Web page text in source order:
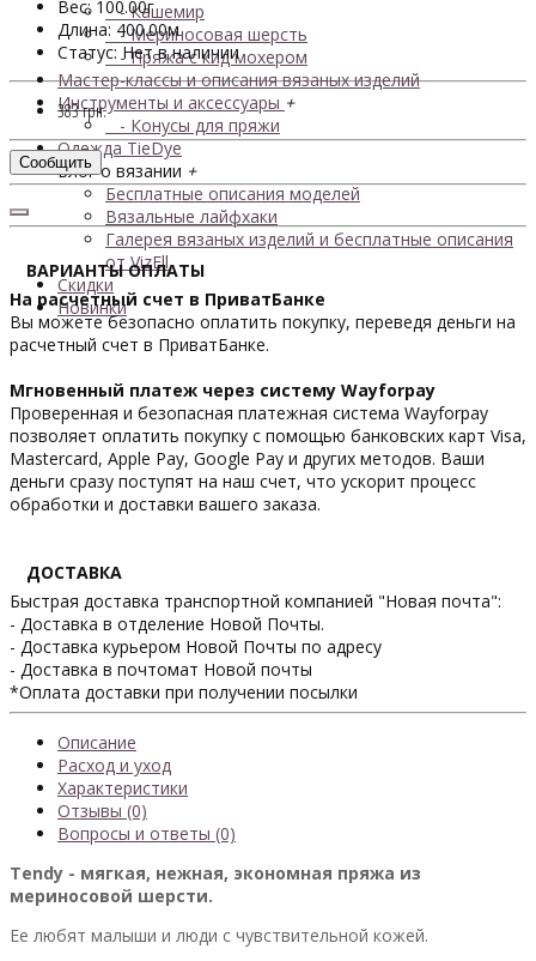
- Кашемир
- Мериносовая шерсть
- Пряжа с кид мохером
Мастер-классы и описания вязаных изделий
Инструменты и аксессуары +
- Конусы для пряжи
Одежда TieDye
Блог о вязании +
Бесплатные описания моделей
Вязальные лайфхаки
Галерея вязаных изделий и бесплатные описания
от VizEll
Скидки
Новинки
Вес: 100.00г
Длина: 400.00м
Статус: Нет в наличии
383 грн.
Сообщить
ВАРИАНТЫ ОПЛАТЫ
На расчетный счет в ПриватБанке
Вы можете безопасно оплатить покупку, переведя деньги на
расчетный счет в ПриватБанке.
Мгновенный платеж через систему Wayforpay
Проверенная и безопасная платежная система Wayforpay
позволяет оплатить покупку с помощью банковских карт Visa,
Mastercard, Apple Pay, Google Pay и других методов. Ваши
деньги сразу поступят на наш счет, что ускорит процесс
обработки и доставки вашего заказа.
ДОСТАВКА
Быстрая доставка транспортной компанией "Новая почта":
- Доставка в отделение Новой Почты.
- Доставка курьером Новой Почты по адресу
- Доставка в почтомат Новой почты
*Оплата доставки при получении посылки
Описание
Расход и уход
Характеристики
Отзывы (0)
Вопросы и ответы (0)
Tendy - мягкая, нежная, экономная пряжа из
мериносовой шерсти.
Ее любят малыши и люди с чувствительной кожей.